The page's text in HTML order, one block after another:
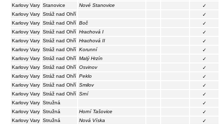
Karlovy Vary Stanovice Nové Stanovice
✓
Karlovy Vary Stráž nad Ohří
✓
Karlovy Vary Stráž nad Ohří Boč
✓
Karlovy Vary Stráž nad Ohří Hrachová I
✓
Karlovy Vary Stráž nad Ohří Hrachová II
✓
Karlovy Vary Stráž nad Ohří Korunní
✓
Karlovy Vary Stráž nad Ohří Malý Hrzín
✓
Karlovy Vary Stráž nad Ohří Osvinov
✓
Karlovy Vary Stráž nad Ohří Peklo
✓
Karlovy Vary Stráž nad Ohří Smilov
✓
Karlovy Vary Stráž nad Ohří Srní
✓
Karlovy Vary Stružná
✓
Karlovy Vary Stružná Horní Tašovice
✓
Karlovy Vary Stružná Nová Víska
✓